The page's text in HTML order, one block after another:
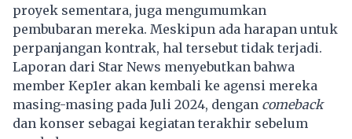
proyek sementara, juga mengumumkan
pembubaran mereka. Meskipun ada harapan untuk
perpanjangan kontrak, hal tersebut tidak terjadi.
Laporan dari Star News menyebutkan bahwa
member Kep1er akan kembali ke agensi mereka
masing-masing pada Juli 2024, dengan comeback
dan konser sebagai kegiatan terakhir sebelum